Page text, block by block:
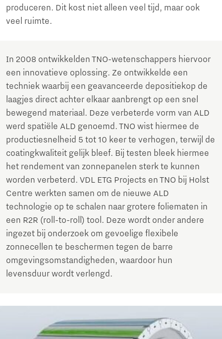
produceren. Dit kost niet alleen veel tijd, maar ook
veel ruimte.
In 2008 ontwikkelden TNO-wetenschappers hiervoor
een innovatieve oplossing. Ze ontwikkelde een
techniek waarbij een geavanceerde depositiekop de
laagjes direct achter elkaar aanbrengt op een snel
bewegend materiaal. Deze verbeterde vorm van ALD
werd spatiële ALD genoemd. TNO wist hiermee de
productiesnelheid 5 tot 10 keer te verhogen, terwijl de
coatingkwaliteit gelijk bleef. Bij testen bleek hiermee
het rendement van zonnepanelen sterk te kunnen
worden verbeterd. VDL ETG Projects en TNO bij Holst
Centre werkten samen om de nieuwe ALD
technologie op te schalen naar grotere foliematen in
een R2R (roll-to-roll) tool. Deze wordt onder andere
ingezet bij onderzoek om gevoelige flexibele
zonnecellen te beschermen tegen de barre
omgevingsomstandigheden, waardoor hun
levensduur wordt verlengd.